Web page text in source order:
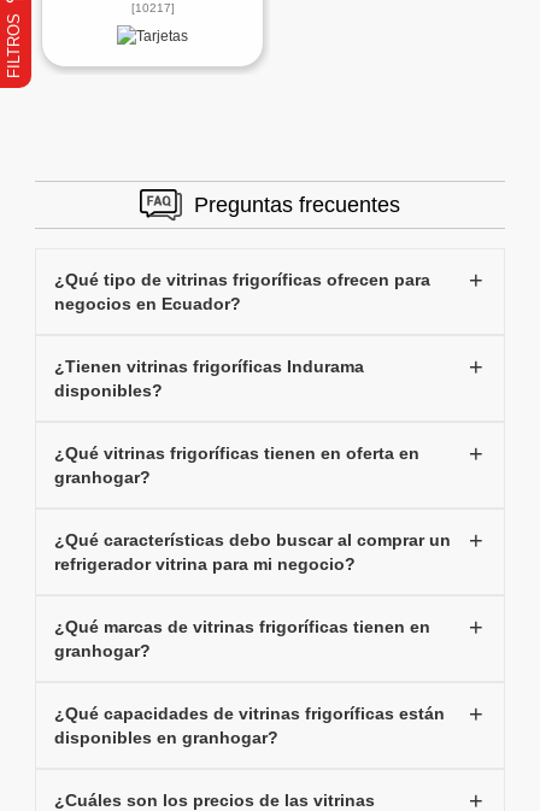
FILTROS [10217]
Preguntas frecuentes
¿Qué tipo de vitrinas frigoríficas ofrecen para
negocios en Ecuador?
¿Tienen vitrinas frigoríficas Indurama
disponibles?
¿Qué vitrinas frigoríficas tienen en oferta en
granhogar?
¿Qué características debo buscar al comprar un
refrigerador vitrina para mi negocio?
¿Qué marcas de vitrinas frigoríficas tienen en
granhogar?
¿Qué capacidades de vitrinas frigoríficas están
disponibles en granhogar?
¿Cuáles son los precios de las vitrinas